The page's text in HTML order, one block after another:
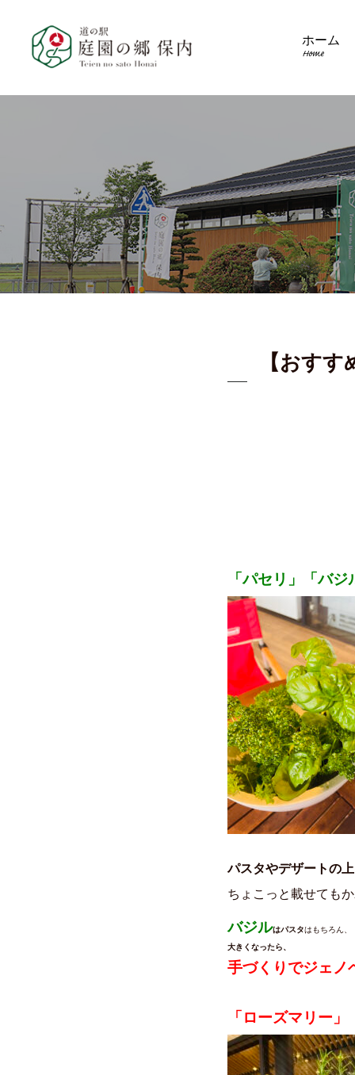
ホーム
Home
【おす
「パセリ」「バジ
パスタやデザートの上
ちょこっと載せても
バジルはパスタはもちろん、
大きくなったら、
手づくりでジェノ
「ローズマリー」